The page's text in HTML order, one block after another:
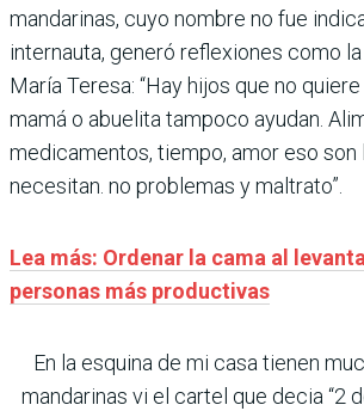
mandarinas, cuyo nombre no fue
internauta, generó reflexiones como
María Teresa: “Hay hijos que no
mamá o abuelita tampoco ayudan.
medicamentos, tiempo, amor eso son
necesitan. no problemas y maltrato”.
Lea más: Ordenar la cama al
personas más productivas
En la esquina de mi casa tienen
mandarinas vi el cartel que decia “2